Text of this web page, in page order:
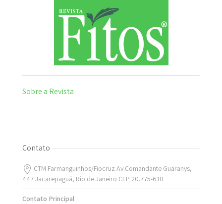
Sobre a Revista
Contato
CTM Farmanguinhos/Fiocruz Av.Comandante Guaranys,
447 Jacarepaguá, Rio de Janeiro CEP 20.775-610
Contato Principal